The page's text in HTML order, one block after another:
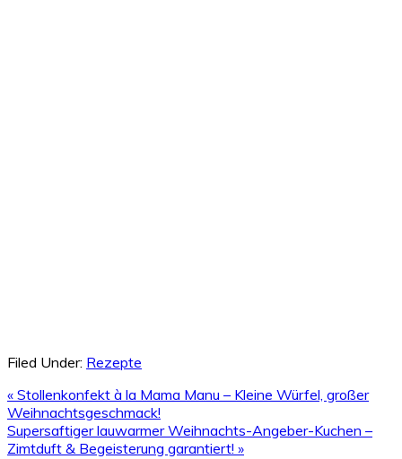
Filed Under: Rezepte
Previous
Post:
« Stollenkonfekt à la Mama Manu – Kleine Würfel, großer
Weihnachtsgeschmack!
Next
Post:
Supersaftiger lauwarmer Weihnachts-Angeber-Kuchen –
Zimtduft & Begeisterung garantiert! »